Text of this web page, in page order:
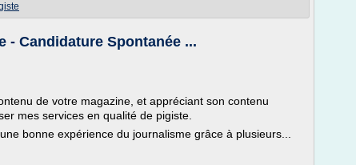
- Candidature Spontanée ...
de votre magazine, et appréciant son contenu
mes services en qualité de pigiste.
bonne expérience du journalisme grâce à plusieurs...